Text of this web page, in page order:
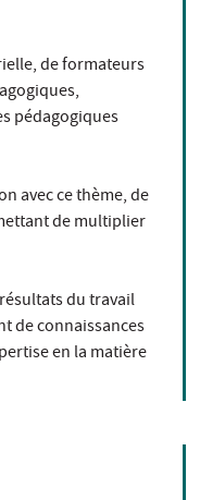
de formateurs
pédagogiques
avec ce thème, de
de multiplier
du travail
de connaissances
en la matière